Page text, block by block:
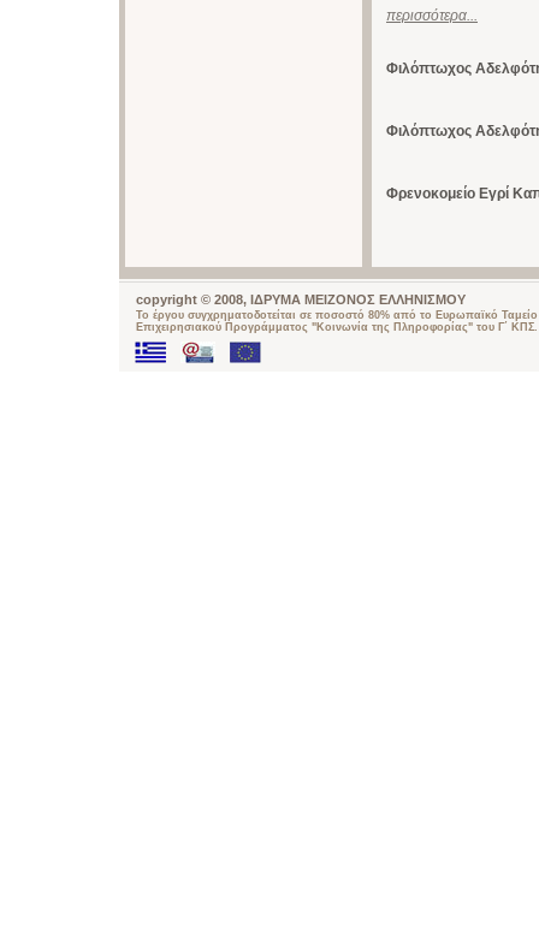
περισσότερα...
Φιλόπτωχος
Φιλόπτωχος
Φρενοκομείο Εγρί
copyright © 2008, ΙΔΡΥΜΑ ΜΕΙΖΟΝΟΣ ΕΛΛΗΝΙΣΜΟΥ
Το έργου συγχρηματοδοτείται σε ποσοστό 80% από το Ευρωπαϊκό
Επιχειρησιακού Προγράμματος "Κοινωνία της Πληροφορίας" του Γ΄ ΚΠΣ.